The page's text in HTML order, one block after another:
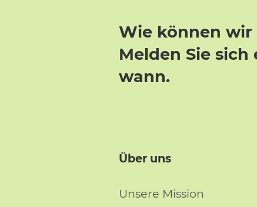
Wie können wir
Melden Sie sich
wann.
Über uns
Unsere Mission